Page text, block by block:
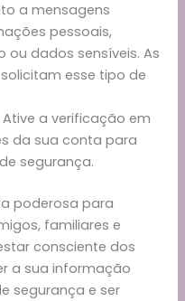
a mensagens
pessoais,
dados sensíveis. As
esse tipo de
Ative a verificação em
da sua conta para
segurança.
poderosa para
familiares e
consciente dos
a sua informação
segurança e ser